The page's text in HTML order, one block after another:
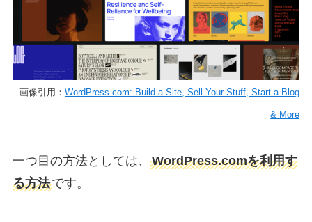
画像引用：WordPress.com: Build a Site, Sell Your Stuff, Start a Blog
& More
一つ目の方法としては、 WordPress.comを利用す
る方法です。